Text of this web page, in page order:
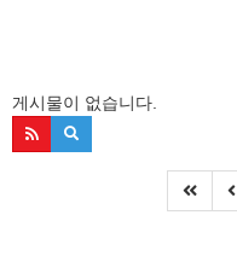
게시물이 없습니다.